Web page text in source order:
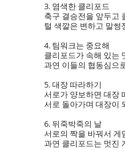
3. 염색한 클리포드
축구 결승전을 앞두고
털 색깔은 변하고 말
4. 팀워크는 중요해
클리포드가 속해 있는
과연 이들의 협동심으
5. 대장 따라하기
서로가 양보하면 대장
서로 돌아가며 대장이
6. 뒤죽박죽의 날
서로의 짝을 바꿔서 게
과연 클리포드는 멋진